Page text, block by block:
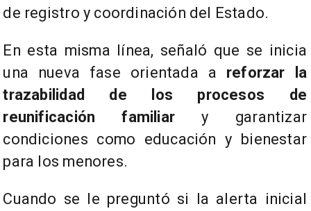
de registro y coordinación del Estado.
En esta misma línea, señaló que se inicia
una nueva fase orientada a reforzar la
trazabilidad de los procesos de
reunificación familiar y garantizar
condiciones como educación y bienestar
para los menores.
Cuando se le preguntó si la alerta inicial